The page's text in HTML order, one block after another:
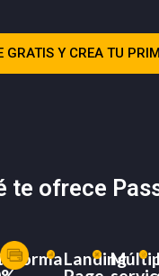
GRATIS Y CREA TU
te ofrece
Landing